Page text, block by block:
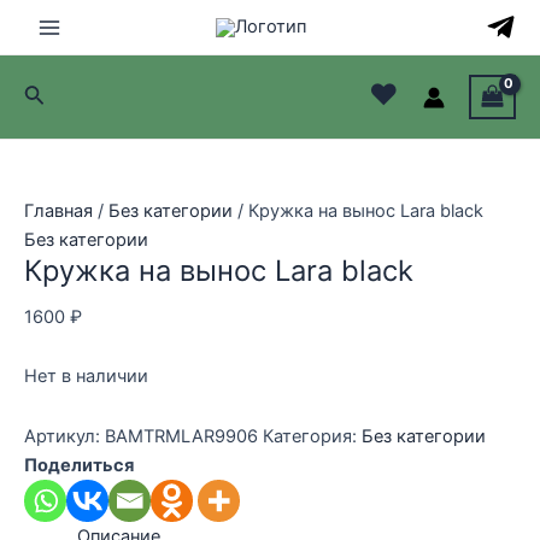
Main
Menu
Поиск ♥
Главная / Без категории / Кружка на вынос Lara black
Без категории
Кружка на вынос Lara black
1600 ₽
Нет в наличии
Артикул: BAMTRMLAR9906 Категория: Без категории
Поделиться